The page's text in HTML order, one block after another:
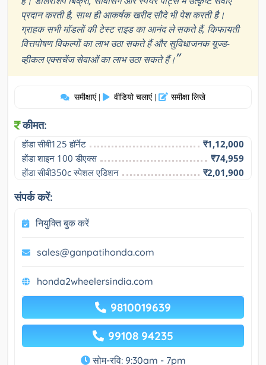
प्रदान करती है, साथ ही आकर्षक खरीद सौदे भी पेश करती है।
ग्राहक सभी मॉडलों की टेस्ट राइड का आनंद ले सकते हैं, किफायती
वित्तपोषण विकल्पों का लाभ उठा सकते हैं और सुविधाजनक यूज्ड-
व्हीकल एक्सचेंज सेवाओं का लाभ उठा सकते हैं।”
समीक्षाएं | वीडियो चलाएं | समीक्षा लिखे
कीमत:
होंडा सीबी125 हॉर्नेट
₹1,12,000
होंडा शाइन 100 डीएक्स
₹74,959
होंडा सीबी350c स्पेशल एडिशन
₹2,01,900
संपर्क करें:
नियुक्ति बुक करें
sales@ganpatihonda.com
honda2wheelersindia.com
9810019639
99108 94235
सोम-रवि: 9:30am - 7pm